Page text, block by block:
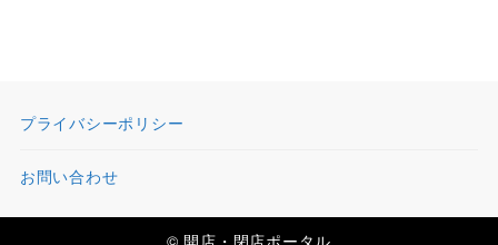
プライバシーポリシー
お問い合わせ